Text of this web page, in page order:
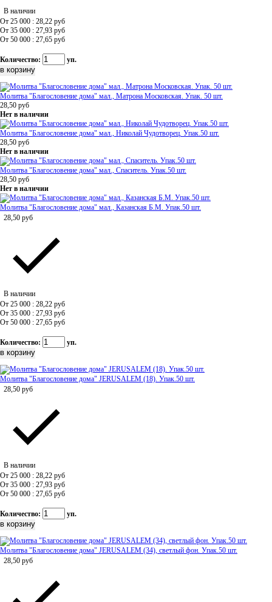
В наличии
От 25 000 : 28,22 руб
От 35 000 : 27,93 руб
От 50 000 : 27,65 руб
Количество: уп.
Молитва "Благословение дома" мал., Матрона Московская. Упак. 50 шт.
28,50 руб
Нет в наличии
Молитва "Благословение дома" мал., Николай Чудотворец. Упак.50 шт.
28,50 руб
Нет в наличии
Молитва "Благословение дома" мал., Спаситель. Упак.50 шт.
28,50 руб
Нет в наличии
Молитва "Благословение дома" мал., Казанская Б.М. Упак.50 шт.
28,50 руб
В наличии
От 25 000 : 28,22 руб
От 35 000 : 27,93 руб
От 50 000 : 27,65 руб
Количество: уп.
Молитва "Благословение дома" JERUSALEM (18). Упак.50 шт.
28,50 руб
В наличии
От 25 000 : 28,22 руб
От 35 000 : 27,93 руб
От 50 000 : 27,65 руб
Количество: уп.
Молитва "Благословение дома" JERUSALEM (34), светлый фон. Упак.50 шт.
28,50 руб